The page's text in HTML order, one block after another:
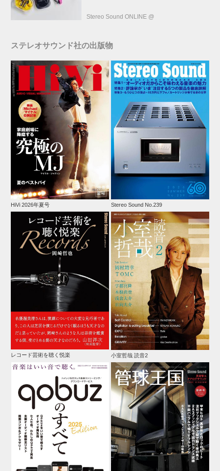
Stereo Sound ONLINE @
ステレオサウンド社の出版物
HiVi 2026年夏号 Stereo Sound No.239
レコード芸術を聴く悦楽 小室哲哉 読音2